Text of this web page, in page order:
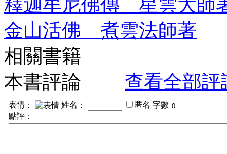
釋迦牟尼佛傳 星雲大師
金山活佛 煮雲法師著
相關書籍
本書評論
查看全部評
表情： 姓名： 匿名 字數
點評：